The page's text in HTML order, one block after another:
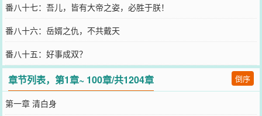
番八十七：吾儿，皆有大帝之姿，必胜于朕！
番八十六：岳婿之仇，不共戴天
番八十五：好事成双？
章节列表，第1章~ 100章/共1204章 倒序
第一章 清白身